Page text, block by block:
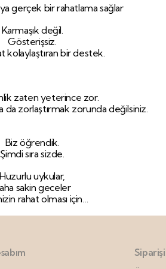
gerçek bir rahatlama sağlar
Karmaşık değil.
Gösterişsiz.
kolaylaştıran bir destek.
zaten yeterince zor.
da zorlaştırmak zorunda değilsiniz.
Biz öğrendik.
Şimdi sıra sizde.
Huzurlu uykular,
sakin geceler
rahat olması için…